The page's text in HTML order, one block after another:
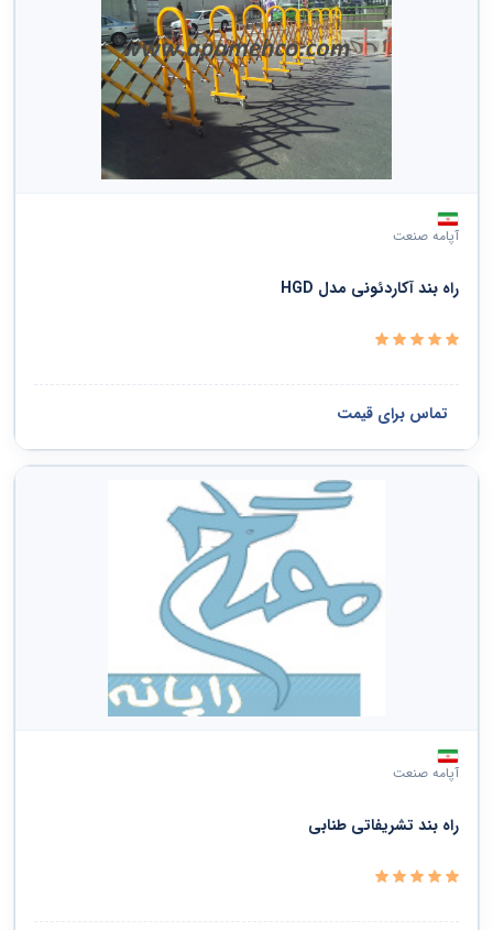
آپامه صنعت
راه بند آکاردئونی مدل HGD
تماس برای قیمت
آپامه صنعت
راه بند تشریفاتی طنابی